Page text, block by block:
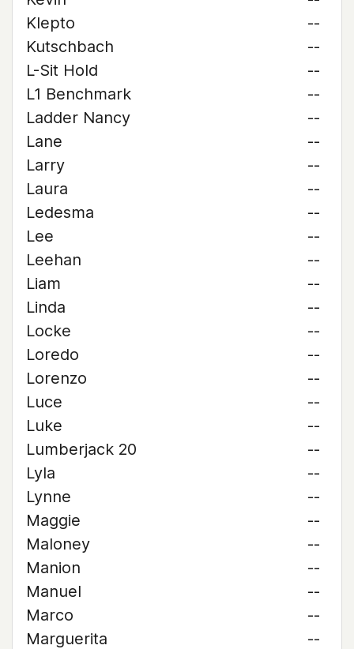
Klepto
--
Kutschbach
--
L-Sit Hold
--
L1 Benchmark
--
Ladder Nancy
--
Lane
--
Larry
--
Laura
--
Ledesma
--
Lee
--
Leehan
--
Liam
--
Linda
--
Locke
--
Loredo
--
Lorenzo
--
Luce
--
Luke
--
Lumberjack 20
--
Lyla
--
Lynne
--
Maggie
--
Maloney
--
Manion
--
Manuel
--
Marco
--
Marguerita
--